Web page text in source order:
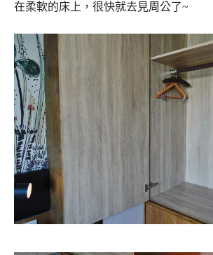
在柔軟的床上，很快就去見周公了~